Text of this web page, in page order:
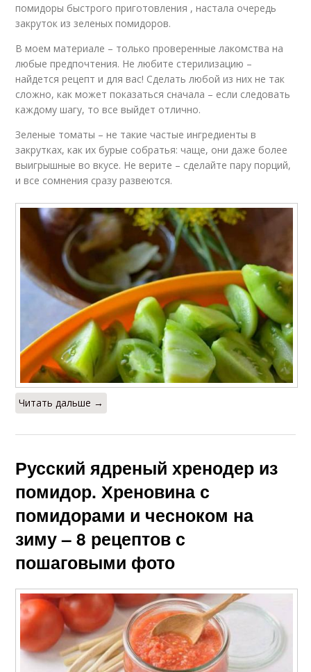
помидоры быстрого приготовления , настала очередь
закруток из зеленых помидоров.
В моем материале – только проверенные лакомства на
любые предпочтения. Не любите стерилизацию –
найдется рецепт и для вас! Сделать любой из них не так
сложно, как может показаться сначала – если следовать
каждому шагу, то все выйдет отлично.
Зеленые томаты – не такие частые ингредиенты в
закрутках, как их бурые собратья: чаще, они даже более
выигрышные во вкусе. Не верите – сделайте пару порций,
и все сомнения сразу развеются.
Читать дальше →
Русский ядреный хренодер из
помидор. Хреновина с
помидорами и чесноком на
зиму – 8 рецептов с
пошаговыми фото